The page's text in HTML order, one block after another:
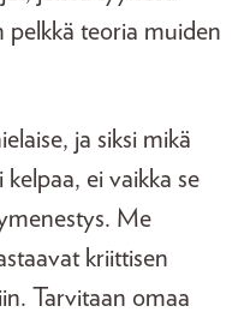
teoria muiden
ja siksi mikä
ei vaikka se
Me
kriittisen
Tarvitaan omaa